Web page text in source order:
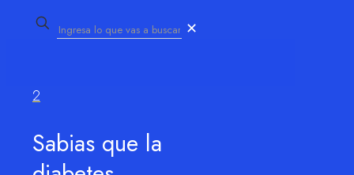
✕
2
Sabias que la